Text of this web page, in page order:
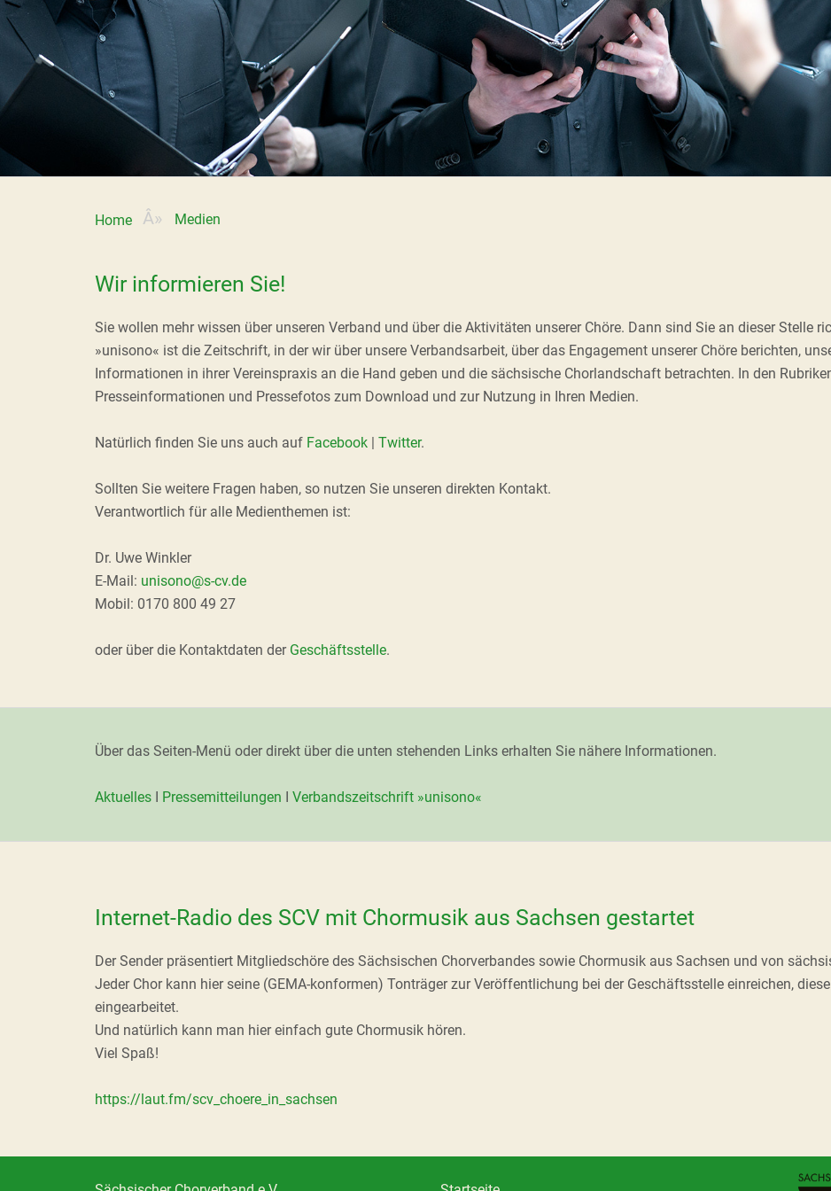
Home Medien
Wir informieren Sie!
Sie wollen mehr wissen über unseren Verband und über die Aktivitäten unserer Chöre. Dann sind Sie an dieser Stelle
»unisono« ist die Zeitschrift, in der wir über unsere Verbandsarbeit, über das Engagement unserer Chöre berichten,
Informationen in ihrer Vereinspraxis an die Hand geben und die sächsische Chorlandschaft betrachten. In den
Presseinformationen und Pressefotos zum Download und zur Nutzung in Ihren Medien.
Natürlich finden Sie uns auch auf Facebook | Twitter.
Sollten Sie weitere Fragen haben, so nutzen Sie unseren direkten Kontakt.
Verantwortlich für alle Medienthemen ist:
Dr. Uwe Winkler
E-Mail: unisono@s-cv.de
Mobil: 0170 800 49 27
oder über die Kontaktdaten der Geschäftsstelle.
Über das Seiten-Menü oder direkt über die unten stehenden Links erhalten Sie nähere Informationen.
Aktuelles I Pressemitteilungen I Verbandszeitschrift »unisono«
Internet-Radio des SCV mit Chormusik aus Sachsen gestartet
Der Sender präsentiert Mitgliedschöre des Sächsischen Chorverbandes sowie Chormusik aus Sachsen und von
Jeder Chor kann hier seine (GEMA-konformen) Tonträger zur Veröffentlichung bei der Geschäftsstelle einreichen,
eingearbeitet.
Und natürlich kann man hier einfach gute Chormusik hören.
Viel Spaß!
https://laut.fm/scv_choere_in_sachsen